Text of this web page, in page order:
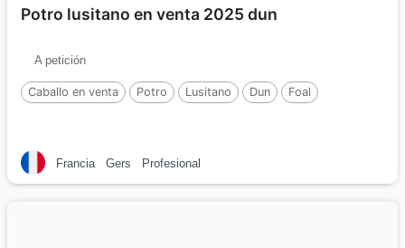
Potro lusitano en venta 2025 dun
A petición
Caballo en venta Potro Lusitano Dun Foal
Francia Gers Profesional